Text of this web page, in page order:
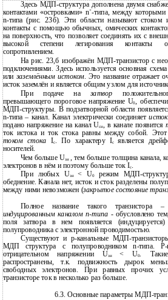
Здесь МДП-структура дополнена двумя
контактами «островками» n+-типа, между которыми
n-типа (рис. 23б). Эти области называют стоком
контакты с помощью обычных, омических
на поверхность, что позволяет соединять их с
высокой степени легирования контакты
сопротивлением.
На рис. 23,б изображён МДП-транзистор с
подключениями. Здесь используется основная
или заземлённым истоком. Это название отражает
исток заземлён и является общим узлом для
При подаче назатвор
превышающего пороговое напряжение U0
,
МДП-структуры. В подзатворной области
n-типа – канал. Канал электрически соединяет
подано напряжение на канал Uси, в канале появится
ток истока и ток стока равны между собой. Этот
током стока Iс. По характеру Iсявляется
носителей.
Чем больше Uзи
, тем больше толщина канала,
электронов в нём и поэтому больше ток Iс.
При любых Uзи< U0 режим МДП-
обеднение. Канала нет, исток и сток разделены
между ними невозможен (закрытое состояние
Полное название такого транзистора
индуцированным каналомn-типа - обусловлено
поля затвора в нем появляется
полупроводника с электронной проводимостью.
Существуют и p-канальные МДП-
МДП структура с полупроводником n-типа. Р-
отрицательном напряжении Uзи< U0. Такие
распространены, т.к. подвижность дырок
свободных электронов. При равных прочих
транзисторе ток в несколько раз больше.
6.3. Основные параметры МДП-